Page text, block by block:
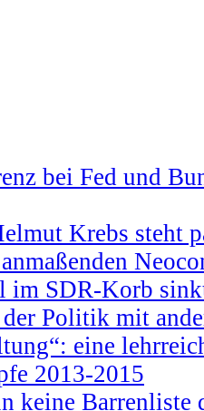
bei Fed und
Krebs steht
im SDR-Korb
der Politik mit
eine
2013-2015
keine Barrenliste